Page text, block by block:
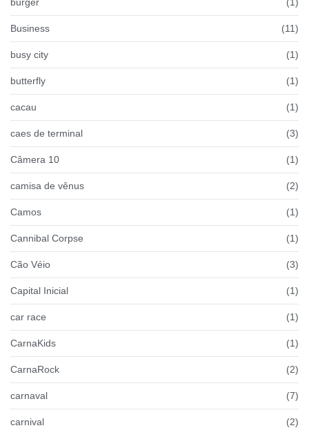
Business (11)
busy city (1)
butterfly (1)
cacau (1)
caes de terminal (3)
Câmera 10 (1)
camisa de vênus (2)
Camos (1)
Cannibal Corpse (1)
Cão Véio (3)
Capital Inicial (1)
car race (1)
CarnaKids (1)
CarnaRock (2)
carnaval (7)
carnival (2)